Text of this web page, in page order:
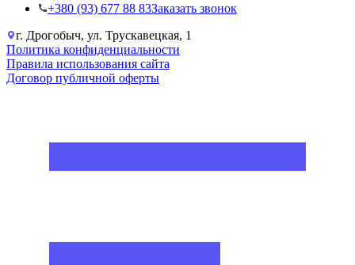
+38‎0 (93) 677 88 83Заказать звонок
г. Дрогобыч, ул. Трускавецкая, 1
Политика конфиденциальности
Правила использования сайта
Договор публичной оферты